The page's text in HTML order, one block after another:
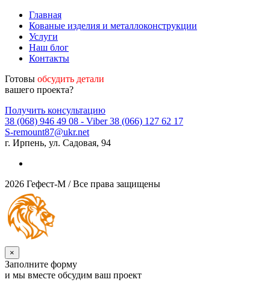
Главная
Кованые изделия и металлоконструкции
Услуги
Наш блог
Контакты
Готовы обсудить детали
вашего проекта?
Получить консультацию
38 (068) 946 49 08 - Viber 38 (066) 127 62 17
S-remount87@ukr.net
г. Ирпень, ул. Садовая, 94
2026 Гефест-М / Все права защищены
×
Заполните форму
и мы вместе обсудим ваш проект